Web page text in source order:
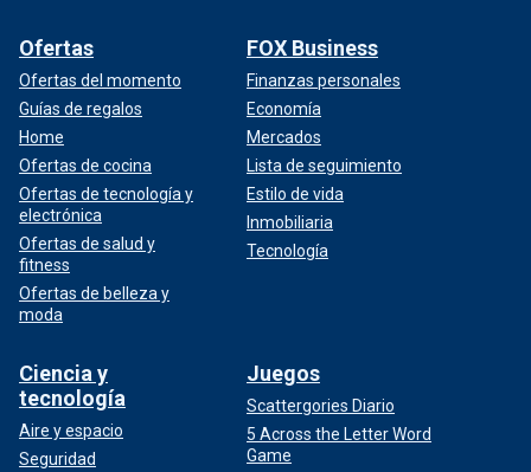
Ofertas
Ofertas del momento
Guías de regalos
Home
Ofertas de cocina
Ofertas de tecnología y
electrónica
Ofertas de salud y
fitness
Ofertas de belleza y
moda
FOX Business
Finanzas personales
Economía
Mercados
Lista de seguimiento
Estilo de vida
Inmobiliaria
Tecnología
Ciencia y
tecnología
Aire y espacio
Seguridad
Juegos
Scattergories Diario
5 Across the Letter Word
Game